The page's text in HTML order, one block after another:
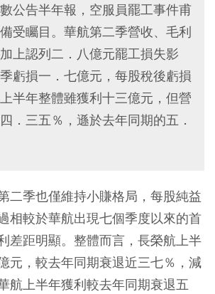
公告半年報，空服員罷工事件甫
受矚目。華航第二季營收、毛利
上認列二．八億元罷工損失影
虧損一．七億元，每股稅後虧損
半年整體雖獲利十三億元，但營
．三五％，遜於去年同期的五．
二季也僅維持小賺格局，每股純益
相較於華航出現七個季度以來的首
差距明顯。整體而言，長榮航上半
元，較去年同期衰退近三七％，減
航上半年獲利較去年同期衰退五